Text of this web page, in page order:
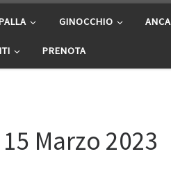
GINOCCHIO ANCA
PRENOTA
15 Marzo 2023